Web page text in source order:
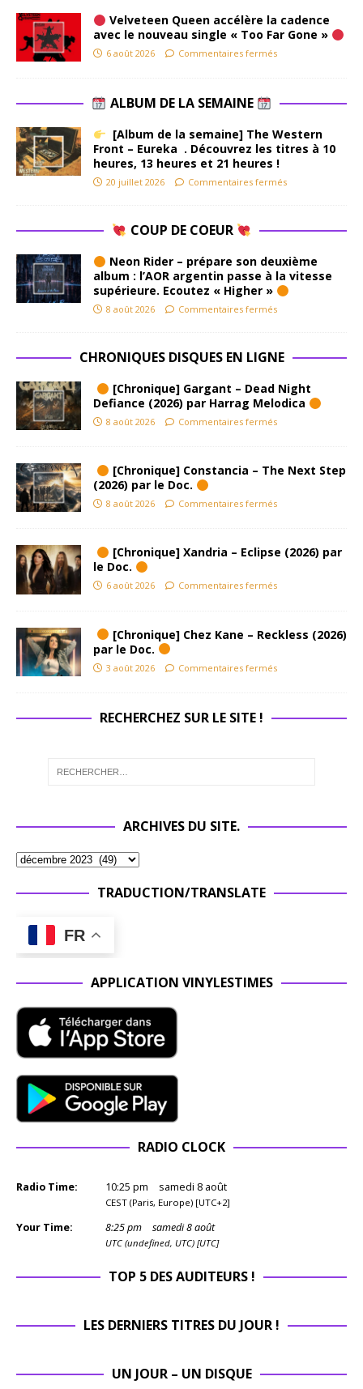
Velveteen Queen accélère la cadence
avec le nouveau single « Too Far Gone »
6 août 2026 Commentaires fermés
ALBUM DE LA SEMAINE
[Album de la semaine] The Western
Front – Eureka . Découvrez les titres à 10
heures, 13 heures et 21 heures !
20 juillet 2026 Commentaires fermés
COUP DE COEUR
Neon Rider – prépare son deuxième
album : l’AOR argentin passe à la vitesse
supérieure. Ecoutez « Higher »
8 août 2026 Commentaires fermés
CHRONIQUES DISQUES EN LIGNE
[Chronique] Gargant – Dead Night
Defiance (2026) par Harrag Melodica
8 août 2026 Commentaires fermés
[Chronique] Constancia – The Next Step
(2026) par le Doc.
8 août 2026 Commentaires fermés
[Chronique] Xandria – Eclipse (2026) par
le Doc.
6 août 2026 Commentaires fermés
[Chronique] Chez Kane – Reckless (2026)
par le Doc.
3 août 2026 Commentaires fermés
RECHERCHEZ SUR LE SITE !
ARCHIVES DU SITE.
TRADUCTION/TRANSLATE
FR
APPLICATION VINYLESTIMES
RADIO CLOCK
Radio Time: 10:25 pm samedi 8 août
CEST (Paris, Europe) [UTC+2]
Your Time: 8:25pm samedi 8 août
UTC (undefined, UTC) [UTC]
TOP 5 DES AUDITEURS !
LES DERNIERS TITRES DU JOUR !
UN JOUR – UN DISQUE